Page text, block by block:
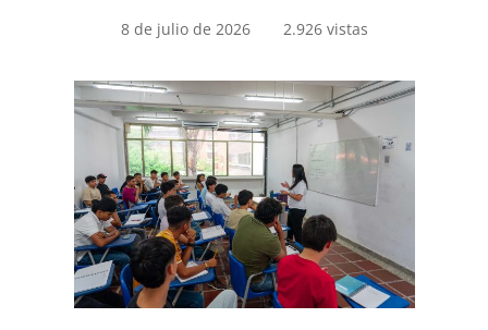
8 de julio de 2026 2.926 vistas